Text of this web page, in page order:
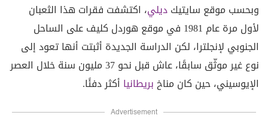
وبحسب موقع سايتيكديلي، اكتشفت فقرات هذا الثعبان
لأول مرة عام 1981 في موقع هوردل كليف على الساحل
الجنوبي لإنجلترا، لكن الدراسة الجديدة أثبتت أنها تعود إلى
نوع غير موثّق سابقًا، عاش قبل نحو 37 مليون سنة خلال العصر
الإيوسيني، حين كان مناخبريطانيا أكثر دفئًا.
Advertisement